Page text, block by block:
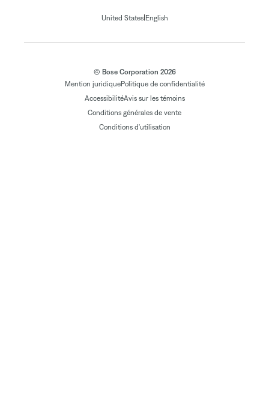
United States| English
© Bose Corporation 2026
Mention juridiquePolitique de confidentialité
AccessibilitéAvis sur les témoins
Conditions générales de vente
Conditions d'utilisation